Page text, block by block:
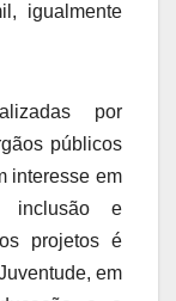
igualmente
por
públicos
interesse em
inclusão e
projetos é
em